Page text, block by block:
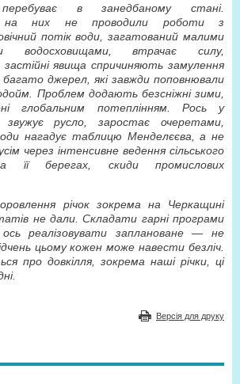
в занедбаному стані.
на них не проводили роботи з
потік води, загатований малими
водосховищами, втрачає силу,
застійні явища спричиняють замулення
джерел, які завжди поповнювали
Проблем додають безсніжні зими,
глобальним потеплінням. Рось у
звужує русло, заростає очеретами,
води нагадує таблицю Менделєєва, а не
через інтенсивне ведення сільського
її берегах, скиди промислових
річок зокрема на Черкащині
не дали. Складати гарні програми
реалізовувати заплановане — не
цьому кожен може навести безліч.
про довкілля, зокрема наші річки, ці
Версія для друку